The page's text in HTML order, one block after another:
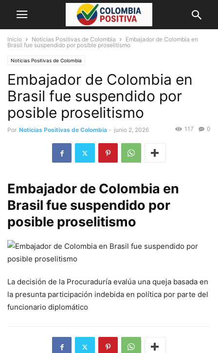
Inicio Noticias Positivas de Colombia
Embajador de Colombia en
Brasil fue suspendido por posible proselitismo
Noticias Positivas de Colombia
Embajador de Colombia en
Brasil fue suspendido por
posible proselitismo
Por Noticias Positivas de Colombia - junio 2, 2026 0
117
Embajador de Colombia en
Brasil fue suspendido por
posible proselitismo
La decisión de la Procuraduría evalúa una queja basada en
la presunta participación indebida en política por parte del
funcionario diplomático